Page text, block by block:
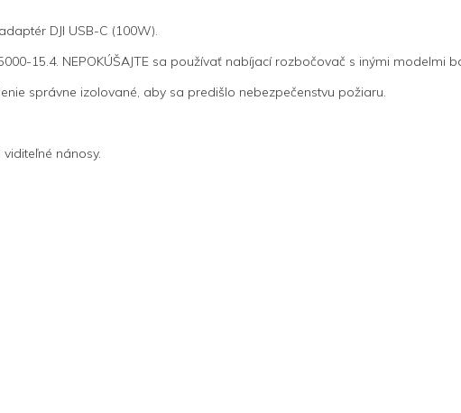
DJI USB-C (100W).
15.4. NEPOKÚŠAJTE sa používať nabíjací rozbočovač s inými modelmi
správne izolované, aby sa predišlo nebezpečenstvu požiaru.
nánosy.